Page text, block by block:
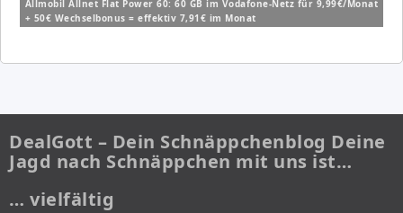
Allmobil Allnet Flat Power 60: 60 GB im Vodafone-Netz für 9,99€/Monat
+ 50€ Wechselbonus = effektiv 7,91€ im Monat
DealGott – Dein Schnäppchenblog Deine
Jagd nach Schnäppchen mit uns ist…
… vielfältig